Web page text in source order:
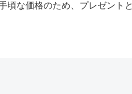
頃な価格のため、プレゼントと